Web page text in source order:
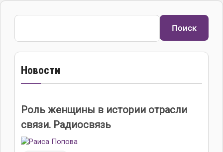
Поиск
Поиск
Новости
Роль женщины в истории отрасли
связи. Радиосвязь